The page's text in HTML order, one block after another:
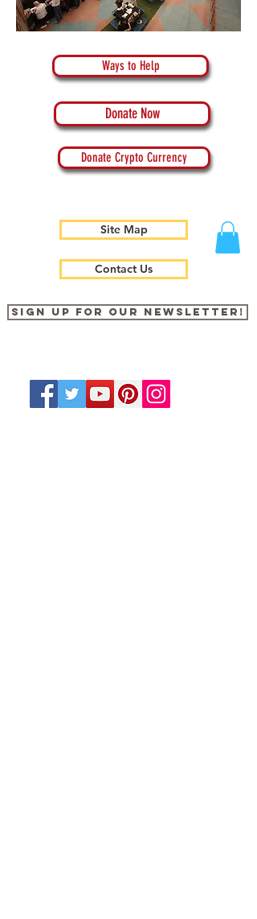
Ways to Help
Donate Now
Donate Crypto Currency
Site Map
Contact Us
Sign up for our newsletter!